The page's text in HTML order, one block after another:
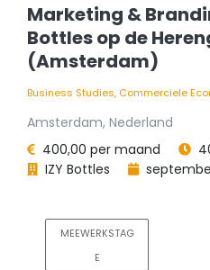
Marketing &
Bottles op de
(Amsterdam)
Business Studies, Commerciele
Amsterdam, Nederland
400,00 per maand
IZY Bottles
MEEWERKSTAG
E